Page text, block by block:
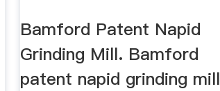
SCIALUPPA
Bamford Patent Napid
Grinding Mill. Bamford
patent napid grinding mill